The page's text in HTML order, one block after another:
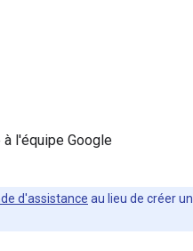
l'équipe Google
d'assistance au lieu de créer un